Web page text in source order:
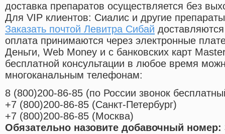
доставка препаратов осуществляется без
Для VIP клиентов: Сиалис и другие
Заказать почтой Левитра Сибай доставляются
оплата принимаются через электронные
Деньги, Web Money и с банковских карт
бесплатной консультации в любое время
многоканальным телефонам:
8 (800)200-86-85 (по России звонок
+7 (800)200-86-85 (Санкт-Петербург)
+7 (800)200-86-85 (Москва)
Обязательно назовите добавочный номер: